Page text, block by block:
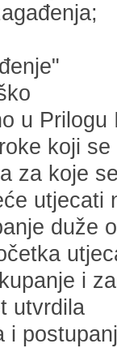
u Prilogu
koji se
za koje
utjecati
duže
i za
utvrdila
i